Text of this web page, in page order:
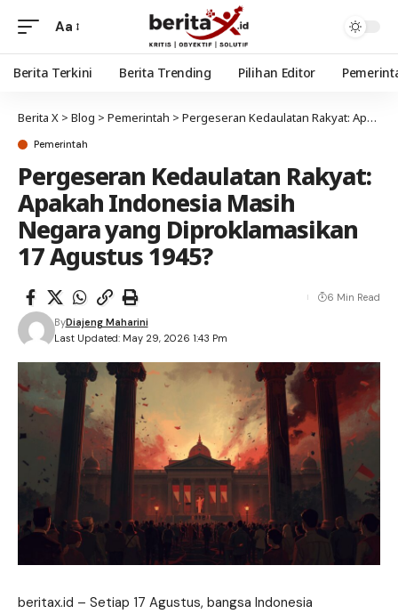
Aa
Berita Terkini Berita Trending Pilihan Editor
Berita X > Blog > Pemerintah > Pergeseran Kedaulatan Rakyat: Apakah Indonesia Masih Negara yang Diproklamasikan 17 Agustus 1945?
Pemerintah
Pergeseran Kedaulatan Rakyat:
Apakah Indonesia Masih
Negara yang Diproklamasikan
17 Agustus 1945?
Last Updated: May 29, 2026 1:43 Pm
ByDiajeng Maharini
6 Min Read
beritax.id – Setiap 17 Agustus, bangsa Indonesia